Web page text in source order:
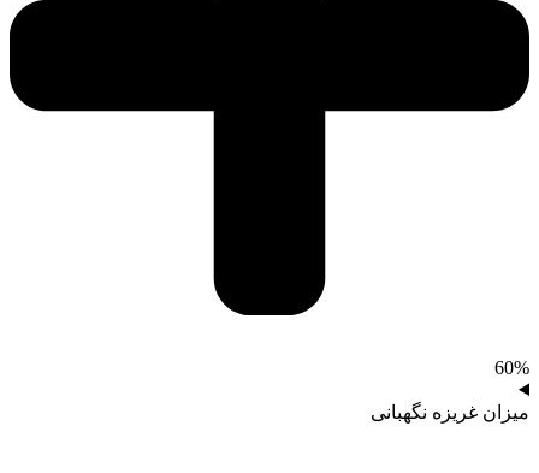
60%
میزان غریزه نگهبانی